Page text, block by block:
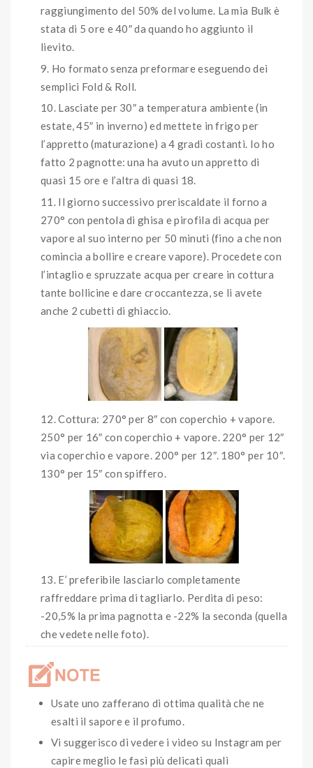
raggiungimento del 50% del volume. La mia Bulk è
stata di 5 ore e 40″ da quando ho aggiunto il
lievito.
Ho formato senza preformare eseguendo dei
semplici Fold & Roll.
Lasciate per 30″ a temperatura ambiente (in
estate, 45″ in inverno) ed mettete in frigo per
l’appretto (maturazione) a 4 gradi costanti. Io ho
fatto 2 pagnotte: una ha avuto un appretto di
quasi 15 ore e l’altra di quasi 18.
Il giorno successivo preriscaldate il forno a
270° con pentola di ghisa e pirofila di acqua per
vapore al suo interno per 50 minuti (fino a che non
comincia a bollire e creare vapore). Procedete con
l’intaglio e spruzzate acqua per creare in cottura
tante bollicine e dare croccantezza, se li avete
anche 2 cubetti di ghiaccio.
Cottura: 270° per 8″ con coperchio + vapore.
250° per 16″ con coperchio + vapore. 220° per 12″
via coperchio e vapore. 200° per 12″. 180° per 10″.
130° per 15″ con spiffero.
E’ preferibile lasciarlo completamente
raffreddare prima di tagliarlo. Perdita di peso:
-20,5% la prima pagnotta e -22% la seconda (quella
che vedete nelle foto).
Usate uno zafferano di ottima qualità che ne
esalti il sapore e il profumo.
Vi suggerisco di vedere i video su Instagram per
capire meglio le fasi più delicati quali